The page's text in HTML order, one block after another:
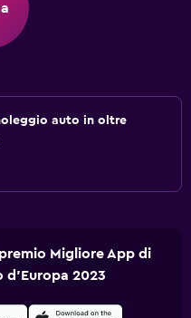
auto in oltre
Migliore App di
d'Europa 2023